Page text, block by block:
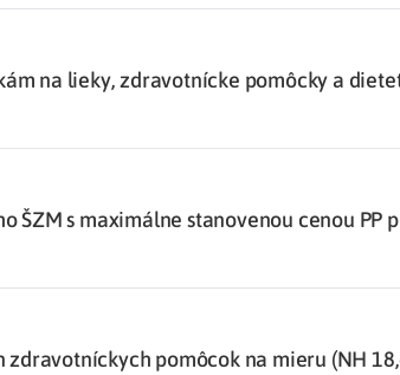
na lieky, zdravotnícke pomôcky a
ŠZM s maximálne stanovenou cenou PP
zdravotníckych pomôcok na mieru (NH